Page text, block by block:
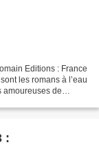
Editions : France
les romans à l’eau
amoureuses de
: